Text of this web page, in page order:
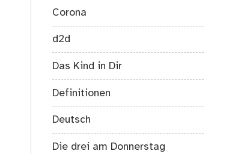
Corona
d2d
Das Kind in Dir
Definitionen
Deutsch
Die drei am Donnerstag